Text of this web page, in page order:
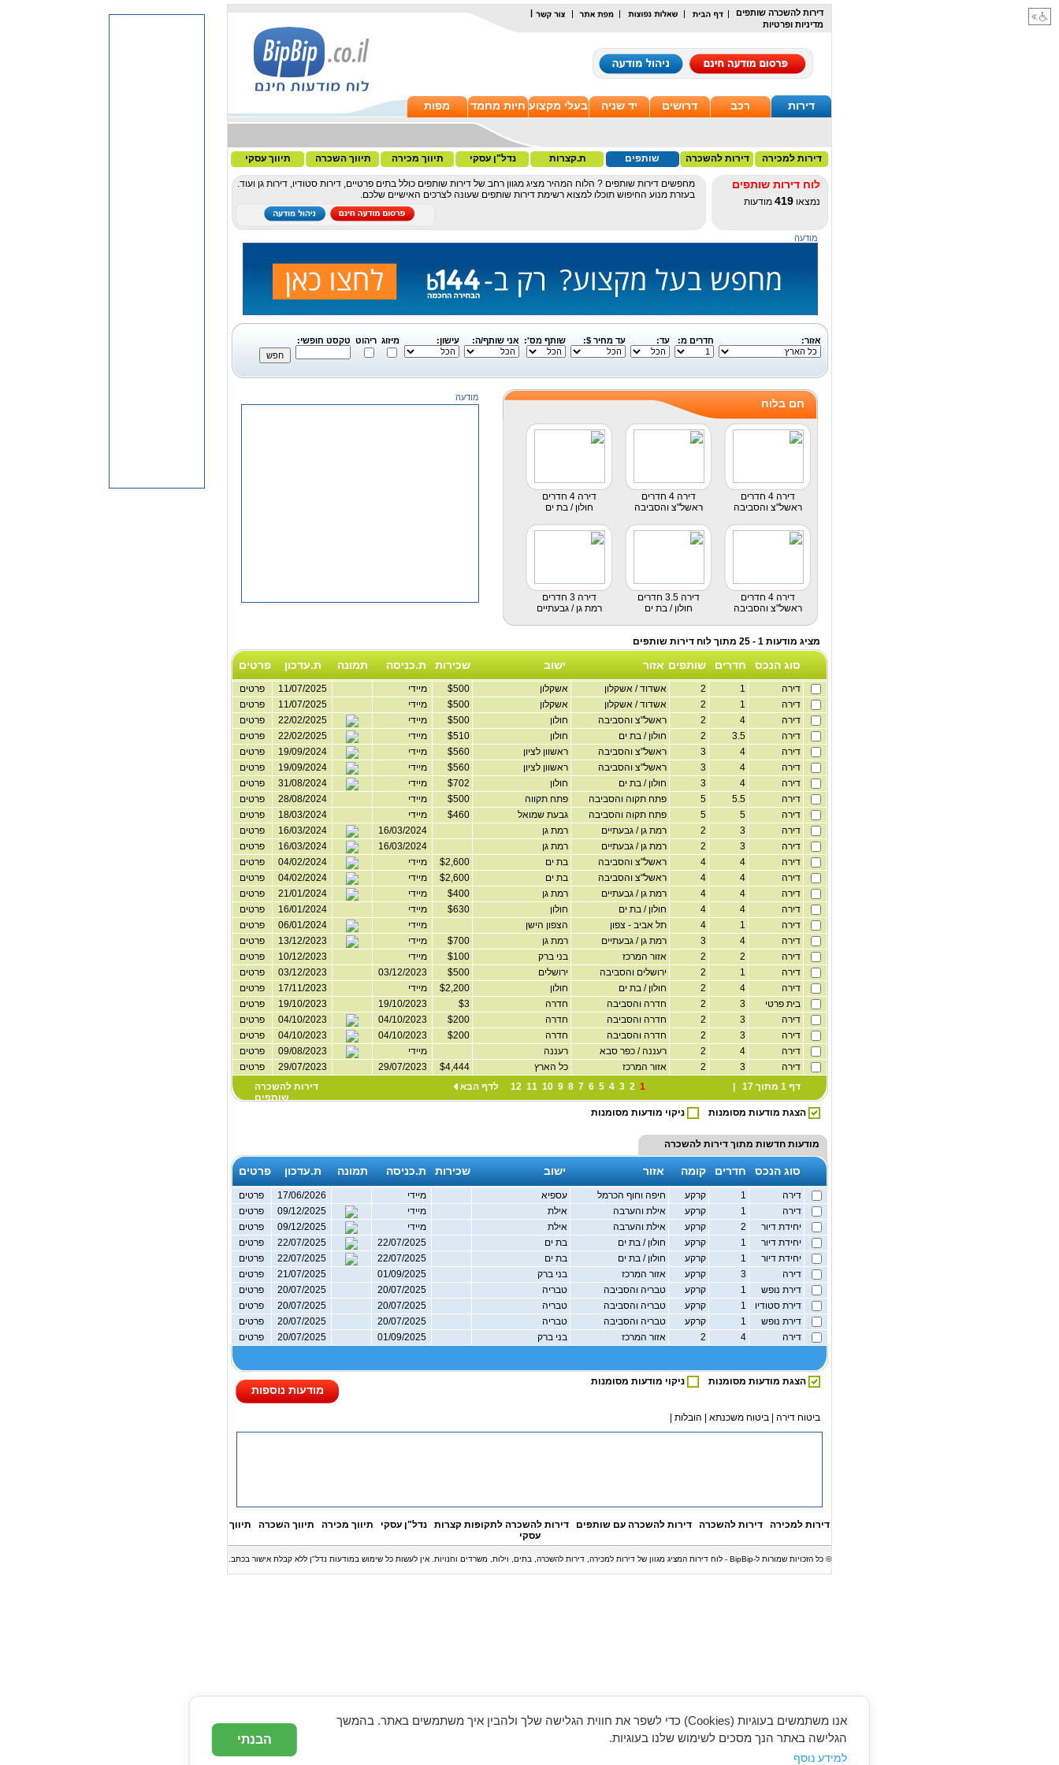
דירות להשכרה שותפים
מדיניות ופרטיות
דירות רכב דרושים יד שניה בעלי מקצוע חיות מחמד מפות
דירות למכירה דירות להשכרה שותפים ת.קצרות נדל"ן עסקי תיווך מכירה תיווך השכרה תיווך עסקי
לוח דירות שותפים
נמצאו 419 מודעות
מחפשים דירות שותפים ? הלוח המהיר מציג מגוון רחב של דירות שותפים כולל בתים פרטיים, דירות סטודיו, דירות גן ועוד.
בעזרת מנוע החיפוש תוכלו למצוא רשימת דירות שותפים שעונה לצרכים האישיים שלכם.
מודעה
אזור: חדרים מ: עד: עד מחיר $: שותף מס': אני שותף/ה: עישון: מיזוג ריהוט טקסט חופשי:
מודעה חם בלוח
דירה 4 חדרים
ראשל"צ והסביבה
דירה 4 חדרים
ראשל"צ והסביבה
דירה 4 חדרים
חולון / בת ים
דירה 4 חדרים
ראשל"צ והסביבה
דירה 3.5 חדרים
חולון / בת ים
דירה 3 חדרים
רמת גן / גבעתיים
מציג מודעות 1 - 25 מתוך לוח דירות שותפים
סוג הנכס חדרים שותפים אזור ישוב שכירות ת.כניסה תמונה ת.עדכון פרטים
דירה אשדוד / אשקלון אשקלון מיידי 11/07/2025
פרטים
דירה
אשדוד / אשקלון אשקלון מיידי 11/07/2025
פרטים
דירה
ראשל"צ והסביבה חולון מיידי 22/02/2025
פרטים
דירה
חולון / בת ים חולון מיידי 22/02/2025
פרטים
דירה
ראשל"צ והסביבה ראשוון לציון מיידי 19/09/2024
פרטים
דירה
ראשל"צ והסביבה ראשוון לציון מיידי 19/09/2024
פרטים
דירה
חולון / בת ים חולון מיידי 31/08/2024
פרטים
דירה
פתח תקוה והסביבה פתח תקווה מיידי 28/08/2024
פרטים
דירה
פתח תקוה והסביבה גבעת שמואל מיידי 18/03/2024
פרטים
דירה
רמת גן / גבעתיים רמת גן 16/03/2024
פרטים
דירה
רמת גן / גבעתיים רמת גן 16/03/2024
פרטים
דירה
ראשל"צ והסביבה בת ים מיידי 04/02/2024
פרטים
דירה
ראשל"צ והסביבה בת ים מיידי 04/02/2024
פרטים
דירה
רמת גן / גבעתיים רמת גן מיידי 21/01/2024
פרטים
דירה
חולון / בת ים חולון מיידי 16/01/2024
פרטים
דירה
תל אביב - צפון הצפון הישן מיידי 06/01/2024
פרטים
דירה
רמת גן / גבעתיים רמת גן מיידי 13/12/2023
פרטים
דירה
אזור המרכז בני ברק מיידי 10/12/2023
פרטים
דירה
ירושלים והסביבה ירושלים 03/12/2023
פרטים
דירה
חולון / בת ים חולון מיידי 17/11/2023
פרטים
בית פרטי
חדרה והסביבה חדרה 19/10/2023
פרטים
דירה
חדרה והסביבה חדרה 04/10/2023
פרטים
דירה
חדרה והסביבה חדרה 04/10/2023
פרטים
דירה
רעננה / כפר סבא רעננה מיידי 09/08/2023
פרטים
דירה
אזור המרכז כל הארץ 29/07/2023
פרטים
דף 1 מתוך 17 |
1
2
3
4
5
6
7
8
9
10
11
12 לדף הבא
דירות להשכרה
שותפים
הצגת מודעות מסומנות
ניקוי מודעות מסומנות
מודעות חדשות מתוך דירות להשכרה
סוג הנכס חדרים קומה אזור ישוב שכירות ת.כניסה תמונה ת.עדכון פרטים
דירה קרקע חיפה וחוף הכרמל עספיא מיידי 17/06/2026
פרטים
דירה
קרקע אילת והערבה אילת מיידי 09/12/2025
פרטים
יחידת דיור
קרקע אילת והערבה אילת מיידי 09/12/2025
פרטים
יחידת דיור
קרקע חולון / בת ים בת ים 22/07/2025
פרטים
יחידת דיור
קרקע חולון / בת ים בת ים 22/07/2025
פרטים
דירה
קרקע אזור המרכז בני ברק 21/07/2025
פרטים
דירת נופש
קרקע טבריה והסביבה טבריה 20/07/2025
פרטים
דירת סטודיו
קרקע טבריה והסביבה טבריה 20/07/2025
פרטים
דירת נופש
קרקע טבריה והסביבה טבריה 20/07/2025
פרטים
דירה
אזור המרכז בני ברק 20/07/2025 פרטים
הצגת מודעות מסומנות ניקוי מודעות מסומנות
מודעות נוספות
ביטוח דירה ביטוח משכנתא הובלות
דירות למכירה דירות להשכרה דירות להשכרה עם שותפים דירות להשכרה לתקופות קצרות נדל"ן עסקי תיווך מכירה תיווך השכרה
תיווך
עסקי
© כל הזכויות שמורות ל-BipBip - לוח דירות המציג מגוון של דירות למכירה, דירות להשכרה, בתים, וילות, משרדים וחנויות. אין לעשות כל שימוש במודעות נדל"ן ללא קבלת אישור בכתב.
אנו משתמשים בעוגיות (Cookies) כדי לשפר את חווית הגלישה שלך ולהבין איך משתמשים באתר. בהמשך
הגלישה באתר הנך מסכים לשימוש שלנו בעוגיות.
למידע נוסף
הבנתי